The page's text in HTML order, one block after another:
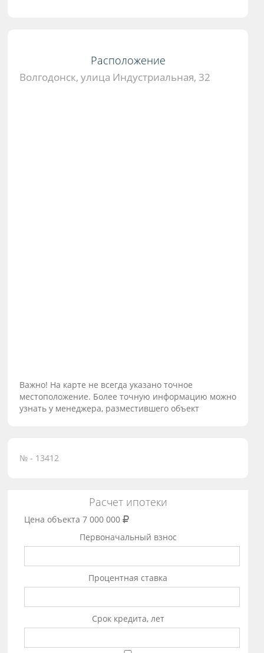
Расположение
Волгодонск, улица Индустриальная, 32
Важно! На карте не всегда указано точное
местоположение. Более точную информацию можно
узнать у менеджера, разместившего объект
№ - 13412
Расчет ипотеки
Цена объекта 7 000 000
Первоначальный взнос
Процентная ставка
Срок кредита, лет